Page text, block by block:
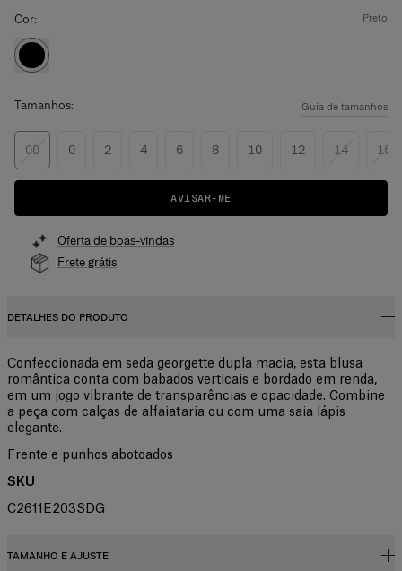
Cor: preto
Tamanhos: Guia de tamanhos
00 0 2 4 6 8 10 12 14 16
AVISAR-ME
Oferta de boas-vindas
Frete grátis
DETALHES DO PRODUTO
Confeccionada em seda georgette dupla macia, esta blusa
romântica conta com babados verticais e bordado em renda,
em um jogo vibrante de transparências e opacidade. Combine
a peça com calças de alfaiataria ou com uma saia lápis
elegante.
Frente e punhos abotoados
SKU
C2611E203SDG
TAMANHO E AJUSTE